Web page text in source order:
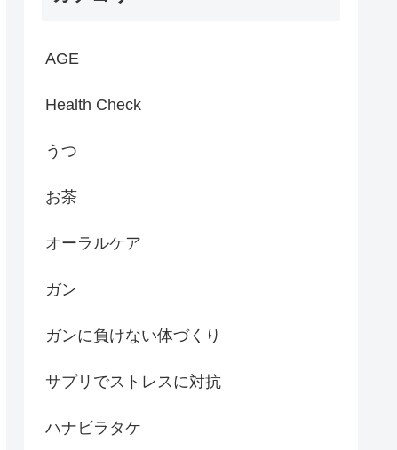
AGE
Health Check
うつ
お茶
オーラルケア
ガン
ガンに負けない体づくり
サプリでストレスに対抗
ハナビラタケ